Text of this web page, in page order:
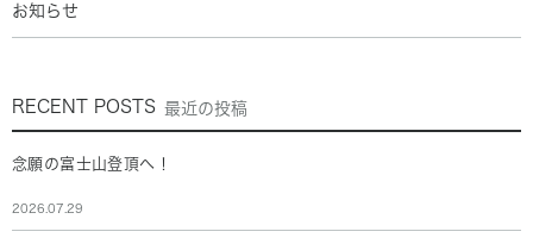
お知らせ
RECENT POSTS 最近の投稿
念願の富士山登頂へ！
2026.07.29